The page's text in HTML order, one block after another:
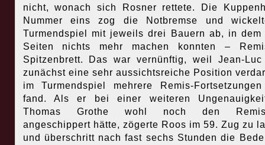
nicht, wonach sich Rosner rettete. Die
Nummer eins zog die Notbremse und
Turmendspiel mit jeweils drei Bauern ab, in dem
Seiten nichts mehr machen konnten –
Spitzenbrett. Das war vernünftig, weil Jean-Luc
zunächst eine sehr aussichtsreiche Position
im Turmendspiel mehrere Remis-
fand. Als er bei einer weiteren
Thomas Grothe wohl noch den
angeschippert hätte, zögerte Roos im 59. Zug zu
und überschritt nach fast sechs Stunden die